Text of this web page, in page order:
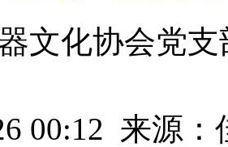
文化协会党
00:12 来源